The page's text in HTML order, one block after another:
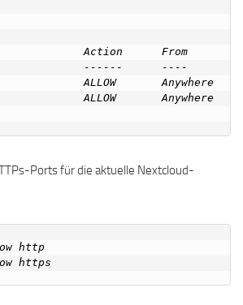
Action      From
------      ----
ALLOW       Anywhere
ALLOW       Anywhere
Ports für die aktuelle Nextcloud-
http